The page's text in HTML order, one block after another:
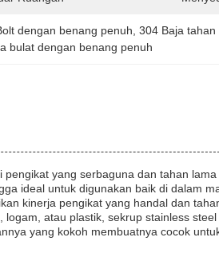
dengan benang penuh , 304 Baja
bulat dengan benang penuh
pengikat yang serbaguna dan tahan
ideal untuk digunakan baik di dalam
kinerja pengikat yang handal dan
atau plastik, sekrup stainless
yang kokoh membuatnya cocok